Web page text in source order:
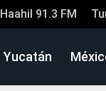
Haahil 91.3 FM
Yucatán